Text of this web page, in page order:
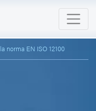
norma EN ISO 12100